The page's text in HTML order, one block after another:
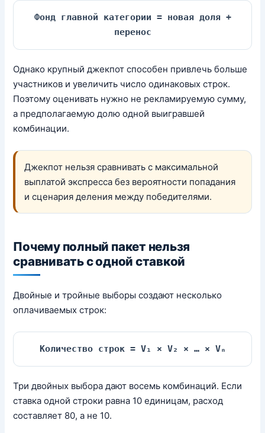
Фонд главной категории = новая доля +
перенос
Однако крупный джекпот способен привлечь больше
участников и увеличить число одинаковых строк.
Поэтому оценивать нужно не рекламируемую сумму,
а предполагаемую долю одной выигравшей
комбинации.
Джекпот нельзя сравнивать с максимальной
выплатой экспресса без вероятности попадания
и сценария деления между победителями.
Почему полный пакет нельзя
сравнивать с одной ставкой
Двойные и тройные выборы создают несколько
оплачиваемых строк:
Количество строк = V₁ × V₂ × … × Vₙ
Три двойных выбора дают восемь комбинаций. Если
ставка одной строки равна 10 единицам, расход
составляет 80, а не 10.